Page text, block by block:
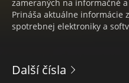
zameraných na informačné
Prináša aktuálne informácie
spotrebnej elektroniky a
Další čísla